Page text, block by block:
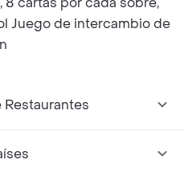
Juego de intercambio de
Restaurantes